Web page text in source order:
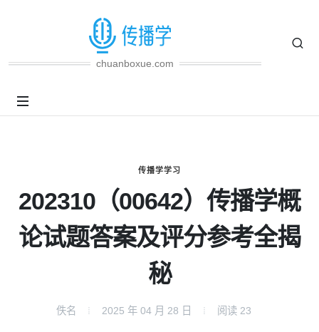
chuanboxue.com
传播学学习
202310（00642）传播学概
论试题答案及评分参考全揭
秘
佚名 2025 年 04 月 28 日 阅读 23